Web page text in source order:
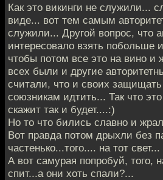
Как это викинги не служили...
виде... вот тем самым
служили... Другой вопрос, что
интересовало взять побольше
чтобы потом все это на вино
всех были и другие
считали, что и своих
союзникам идтить... Так что это
скажит так и будет....:)
Но то что бились славно и
Вот правда потом дрыхли без
частенько...того.... на тот свет...
А вот самурая попробуй, того,
спит...а они хоть спали?...